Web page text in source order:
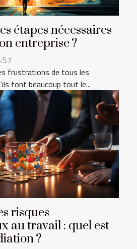
étapes nécessaires
entreprise ?
frustrations de tous les
font beaucoup tout le...
risques
au travail : quel est
?